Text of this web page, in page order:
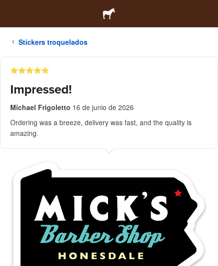
Stickers troquelados
Impressed!
Michael Frigoletto 16 de junio de 2026
Ordering was a breeze, delivery was fast, and the quality is
amazing.